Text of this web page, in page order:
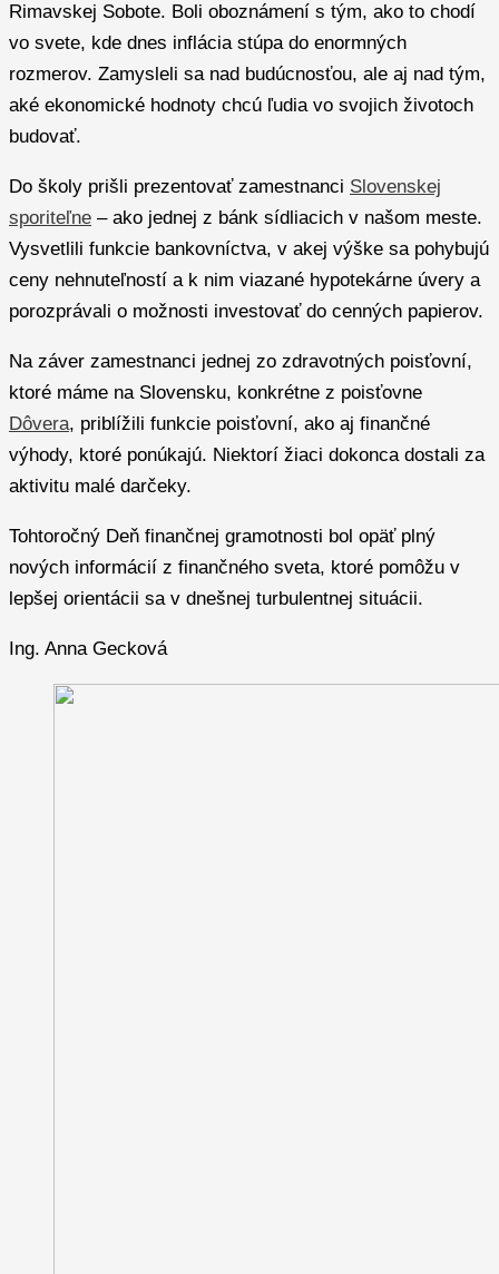
Rimavskej Sobote. Boli oboznámení s tým, ako to chodí
vo svete, kde dnes inflácia stúpa do enormných
rozmerov. Zamysleli sa nad budúcnosťou, ale aj nad tým,
aké ekonomické hodnoty chcú ľudia vo svojich životoch
budovať.
Do školy prišli prezentovať zamestnanci Slovenskej
sporiteľne – ako jednej z bánk sídliacich v našom meste.
Vysvetlili funkcie bankovníctva, v akej výške sa pohybujú
ceny nehnuteľností a k nim viazané hypotekárne úvery a
porozprávali o možnosti investovať do cenných papierov.
Na záver zamestnanci jednej zo zdravotných poisťovní,
ktoré máme na Slovensku, konkrétne z poisťovne
Dôvera, priblížili funkcie poisťovní, ako aj finančné
výhody, ktoré ponúkajú. Niektorí žiaci dokonca dostali za
aktivitu malé darčeky.
Tohtoročný Deň finančnej gramotnosti bol opäť plný
nových informácií z finančného sveta, ktoré pomôžu v
lepšej orientácii sa v dnešnej turbulentnej situácii.
Ing. Anna Gecková